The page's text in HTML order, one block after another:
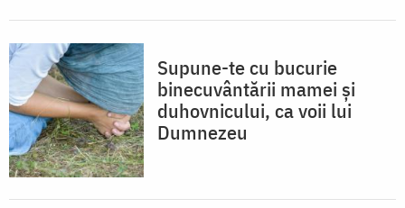
Supune-te cu bucurie
binecuvântării mamei și
duhovnicului, ca voii lui
Dumnezeu